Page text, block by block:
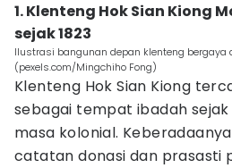
1. Klenteng Hok Sian Kiong
sejak 1823
Ilustrasi bangunan depan klenteng bergaya
(pexels.com/Mingchiho Fong)
Klenteng Hok Sian Kiong
sebagai tempat ibadah sejak
masa kolonial.
catatan donasi dan prasasti